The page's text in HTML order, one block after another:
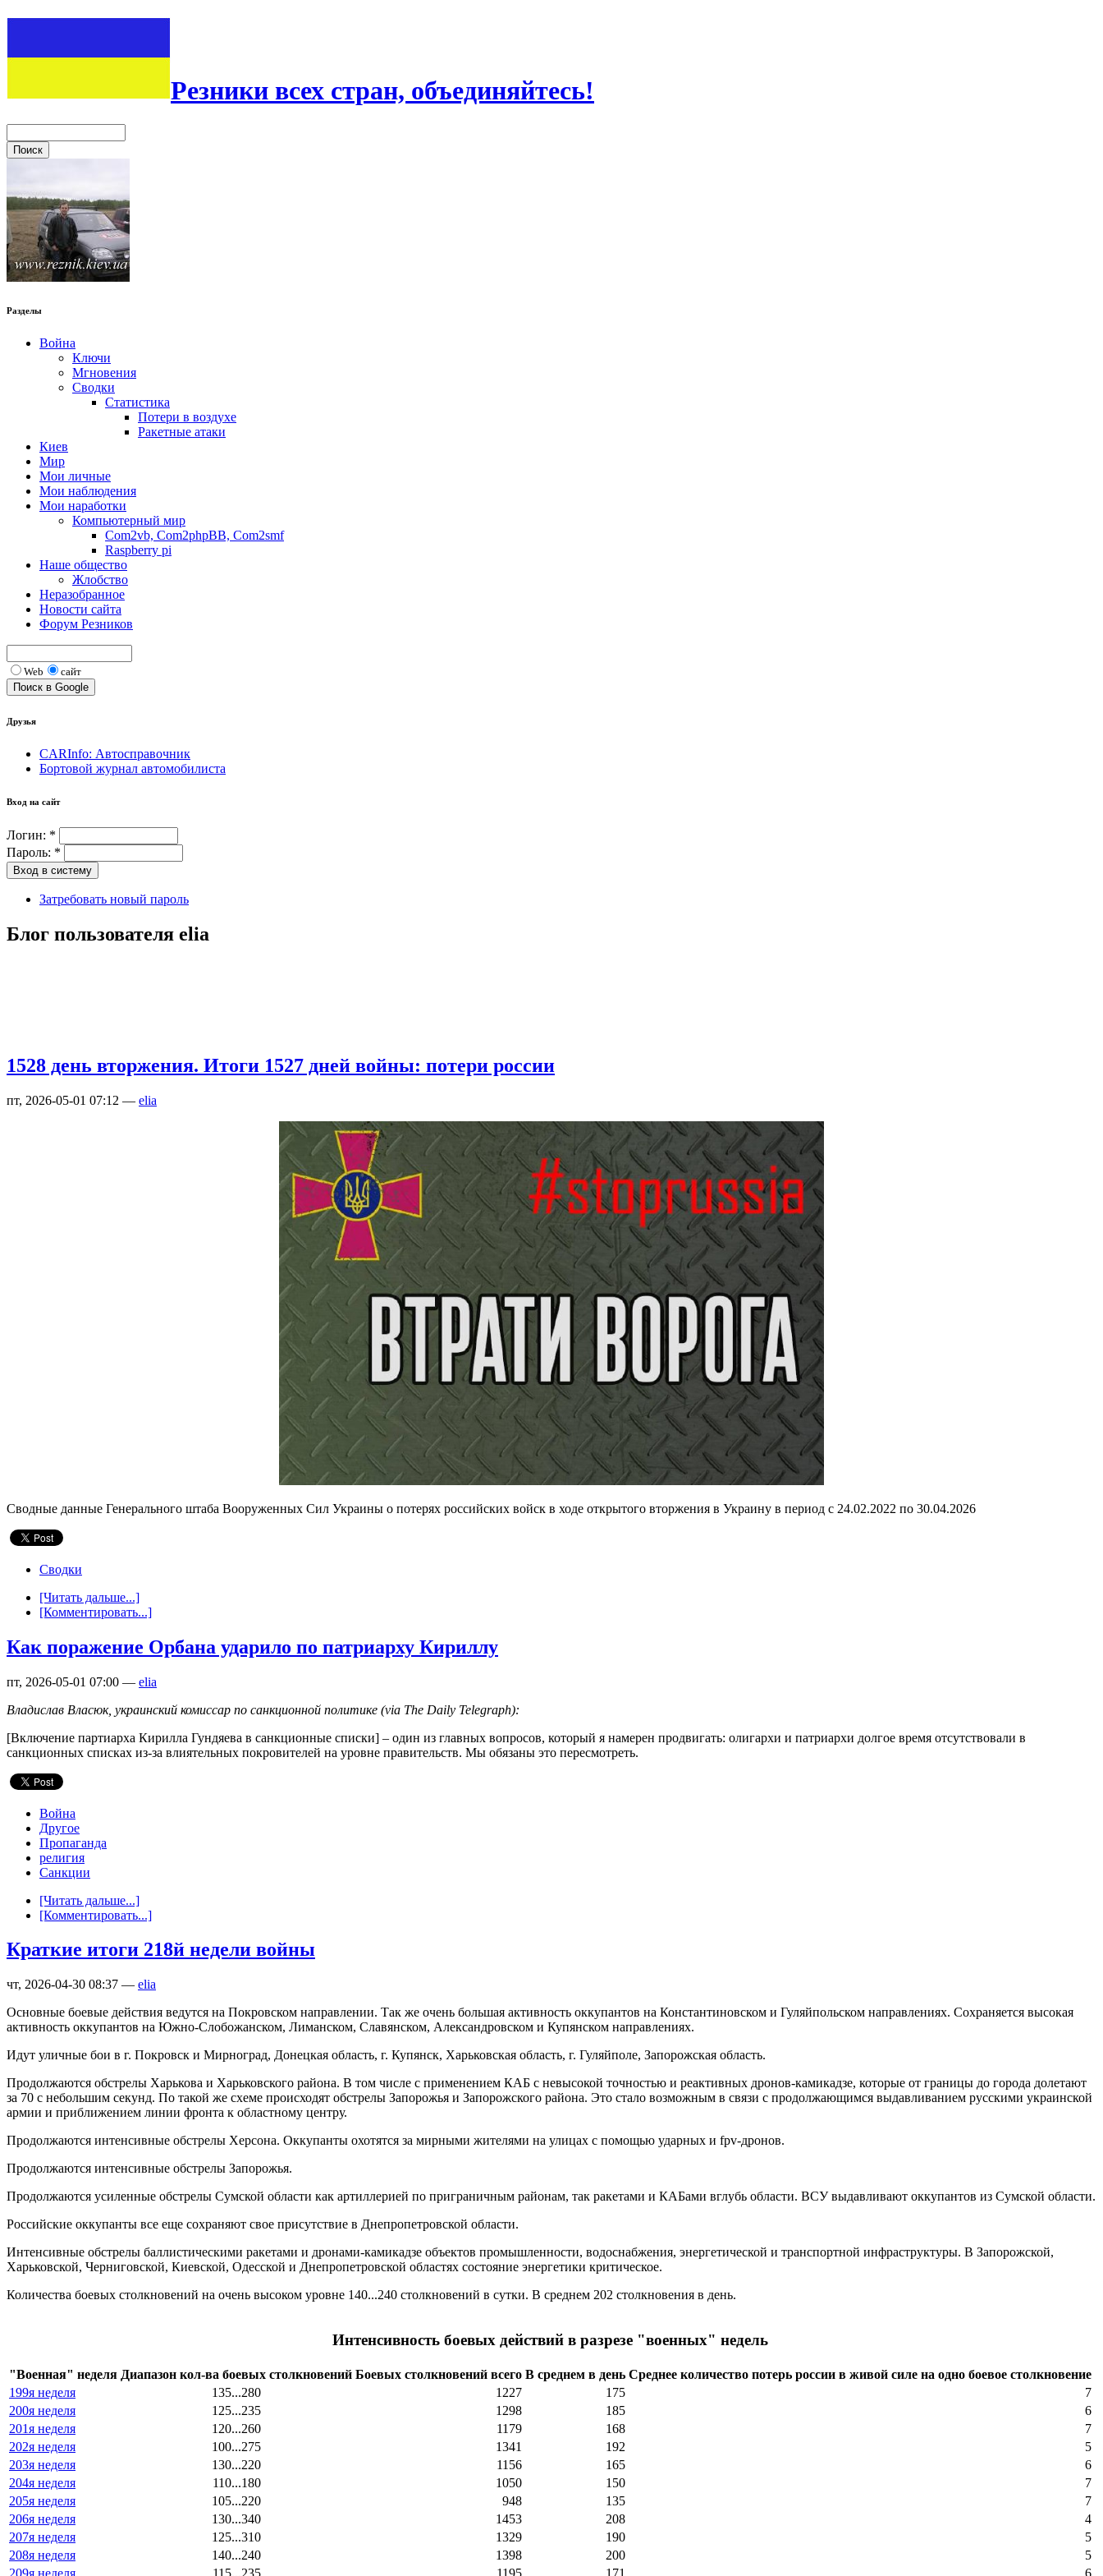
Резники всех стран, объединяйтесь!
Разделы
Война
Ключи
Мгновения
Сводки
Статистика
Потери в воздухе
Ракетные атаки
Киев
Мир
Мои личные
Мои наблюдения
Мои наработки
Компьютерный мир
Com2vb, Com2phpBB, Com2smf
Raspberry pi
Наше общество
Жлобство
Неразобранное
Новости сайта
Форум Резников
Web сайт
Друзья
CARInfo: Автосправочник
Бортовой журнал автомобилиста
Вход на сайт
Логин: *
Пароль: *
Затребовать новый пароль
Блог пользователя elia
1528 день вторжения. Итоги 1527 дней войны: потери россии
пт, 2026-05-01 07:12 — elia
Сводные данные Генерального штаба Вооруженных Сил Украины о потерях российских войск в ходе открытого вторжения в Украину в период с 24.02.2022 по 30.04.2026
Сводки
[Читать дальше...]
[Комментировать...]
Как поражение Орбана ударило по патриарху Кириллу
пт, 2026-05-01 07:00 — elia
Владислав Власюк, украинский комиссар по санкционной политике (via The Daily Telegraph):
[Включение партиарха Кирилла Гундяева в санкционные списки] – один из главных вопросов, который я намерен продвигать: олигархи и патриархи долгое время отсутствовали в
санкционных списках из-за влиятельных покровителей на уровне правительств. Мы обязаны это пересмотреть.
Война
Другое
Пропаганда
религия
Санкции
[Читать дальше...]
[Комментировать...]
Краткие итоги 218й недели войны
чт, 2026-04-30 08:37 — elia
Основные боевые действия ведутся на Покровском направлении. Так же очень большая активность оккупантов на Константиновском и Гуляйпольском направлениях. Сохраняется высокая
активность оккупантов на Южно-Слобожанском, Лиманском, Славянском, Александровском и Купянском направлениях.
Идут уличные бои в г. Покровск и Мирноград, Донецкая область, г. Купянск, Харьковская область, г. Гуляйполе, Запорожская область.
Продолжаются обстрелы Харькова и Харьковского района. В том числе с применением КАБ с невысокой точностью и реактивных дронов-камикадзе, которые от границы до города долетают
за 70 с небольшим секунд. По такой же схеме происходят обстрелы Запорожья и Запорожского района. Это стало возможным в связи с продолжающимся выдавливанием русскими украинской
армии и приближением линии фронта к областному центру.
Продолжаются интенсивные обстрелы Херсона. Оккупанты охотятся за мирными жителями на улицах с помощью ударных и fpv-дронов.
Продолжаются интенсивные обстрелы Запорожья.
Продолжаются усиленные обстрелы Сумской области как артиллерией по приграничным районам, так ракетами и КАБами вглубь области. ВСУ выдавливают оккупантов из Сумской области.
Российские оккупанты все еще сохраняют свое присутствие в Днепропетровской области.
Интенсивные обстрелы баллистическими ракетами и дронами-камикадзе объектов промышленности, водоснабжения, энергетической и транспортной инфраструктуры. В Запорожской,
Харьковской, Черниговской, Киевской, Одесской и Днепропетровской областях состояние энергетики критическое.
Количества боевых столкновений на очень высоком уровне 140...240 столкновений в сутки. В среднем 202 столкновения в день.
Интенсивность боевых действий в разрезе "военных" недель
"Военная" неделя Диапазон кол-ва боевых столкновений Боевых столкновений всего В среднем в день Среднее количество потерь россии в живой силе на одно боевое столкновение
199я неделя
135...280 1227 175
7
200я неделя
125...235 1298 185
6
201я неделя
120...260 1179 168
7
202я неделя
100...275 1341 192
5
203я неделя
130...220 1156 165
6
204я неделя
110...180 1050 150
7
205я неделя
105...220 948 135
7
206я неделя
130...340 1453 208
4
207я неделя
125...310 1329 190
5
208я неделя
140...240 1398 200
5
209я неделя
115...235 1195 171
6